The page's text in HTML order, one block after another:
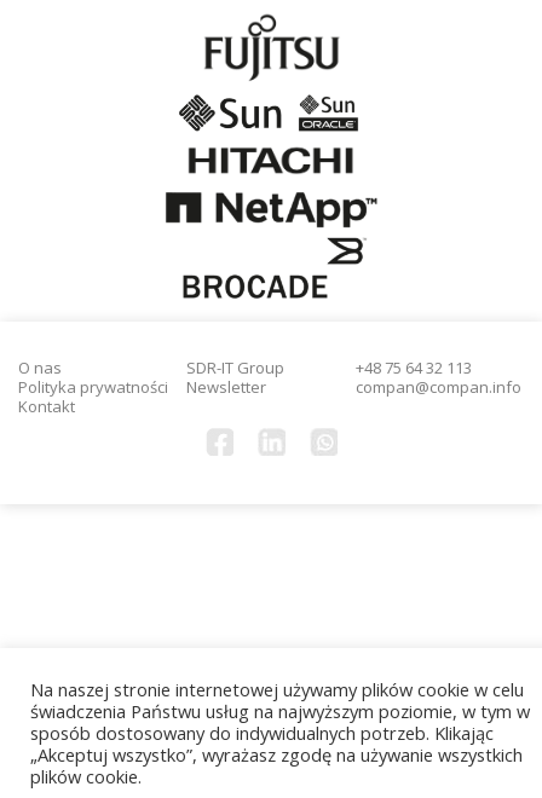
O nas
Polityka prywatności
Kontakt
SDR-IT Group
Newsletter
+48 75 64 32 113
compan@compan.info
Na naszej stronie internetowej używamy plików cookie w celu
świadczenia Państwu usług na najwyższym poziomie, w tym w
sposób dostosowany do indywidualnych potrzeb. Klikając
„Akceptuj wszystko”, wyrażasz zgodę na używanie wszystkich
plików cookie.